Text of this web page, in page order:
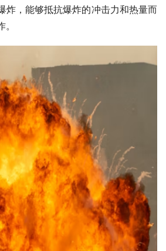
炸，能够抵抗爆炸的冲击力和热量而